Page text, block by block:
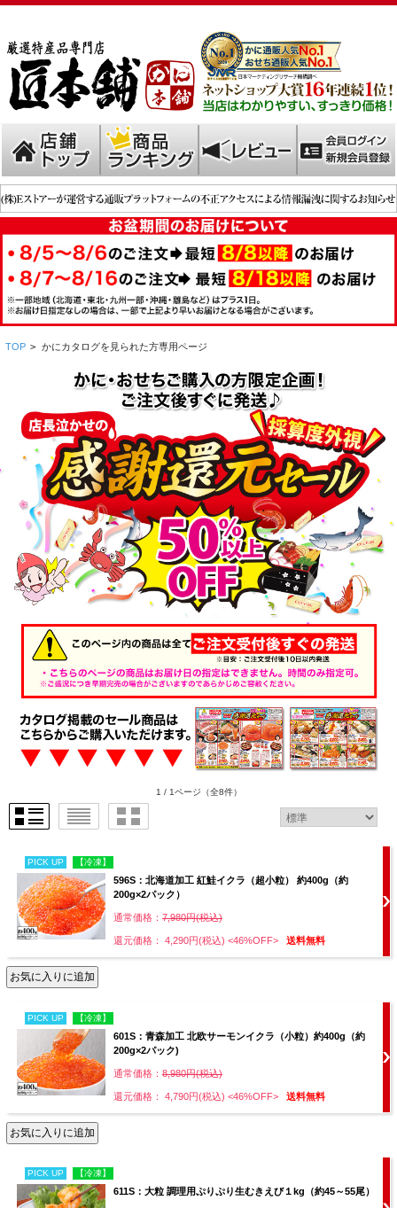
TOP > かにカタログを見られた方専用ページ
1 / 1ページ （全8件）
PICK UP 【冷凍】
596S：北海道加工 紅鮭イクラ（超小粒） 約400g（約
200g×2パック）
通常価格： 7,980円(税込)
還元価格： 4,290円(税込) <46%OFF> 送料無料
PICK UP 【冷凍】
601S：青森加工 北欧サーモンイクラ（小粒）約400g（約
200g×2パック)
通常価格： 8,980円(税込)
還元価格： 4,790円(税込) <46%OFF> 送料無料
PICK UP 【冷凍】
611S：大粒 調理用ぷりぷり生むきえび１kg（約45～55尾）